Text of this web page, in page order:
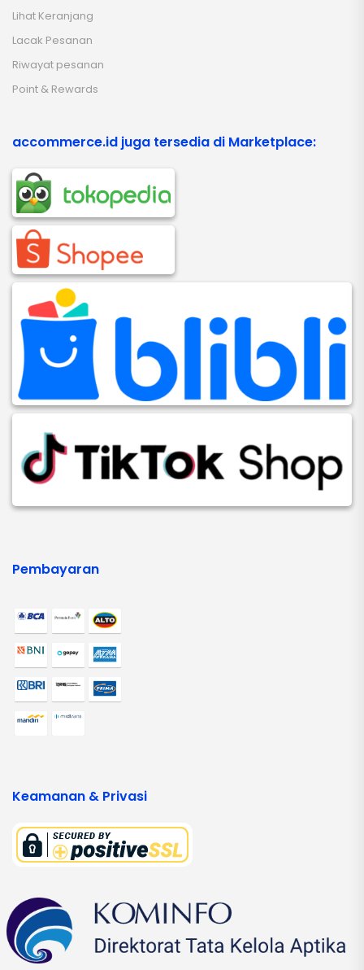
Lihat Keranjang
Lacak Pesanan
Riwayat pesanan
Point & Rewards
accommerce.id juga tersedia di Marketplace:
Pembayaran
Keamanan & Privasi